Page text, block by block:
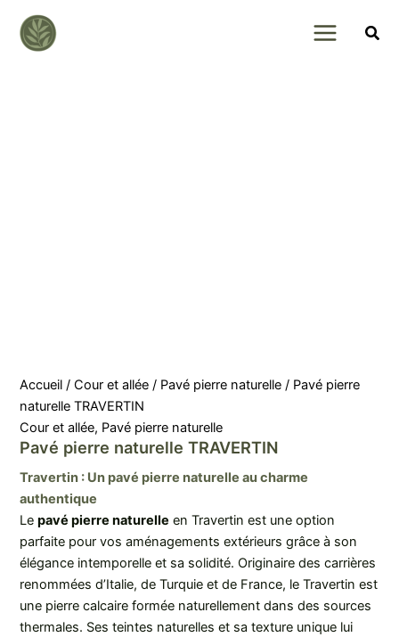
content
Accueil /Cour et allée / Pavé pierre naturelle / Pavé pierre
naturelle TRAVERTIN
Cour et allée, Pavé pierre naturelle
Pavé pierre naturelle TRAVERTIN
Travertin : Un pavé pierre naturelle au charme
authentique
Lepavé pierre naturelle en Travertin est une option
parfaite pour vos aménagements extérieurs grâce à son
élégance intemporelle et sa solidité. Originaire des carrières
renommées d’Italie, de Turquie et de France, le Travertin est
une pierre calcaire formée naturellement dans des sources
thermales. Ses teintes naturelles et sa texture unique lui